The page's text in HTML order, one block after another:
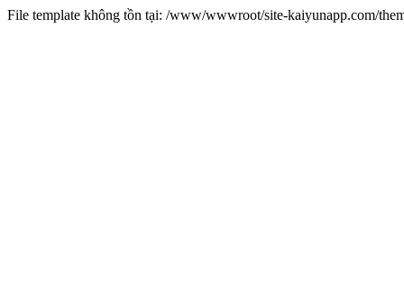
File template không tồn tại: /www/wwwroot/site-kaiyunapp.com/